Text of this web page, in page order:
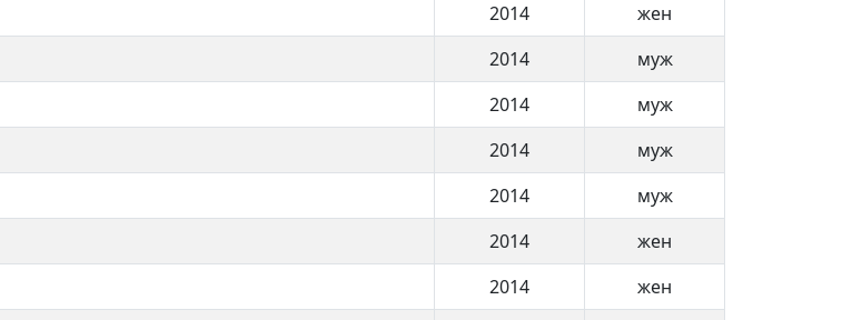
2014
жен
2014
муж
2014
муж
2014
муж
2014
муж
2014
жен
2014 жен